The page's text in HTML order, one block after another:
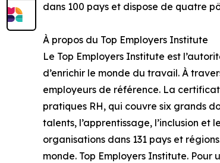
dans 100 pays et dispose de quatre
À propos du Top Employers Institute
Le Top Employers Institute est
d’enrichir le monde du travail. À
employeurs de référence. La
pratiques RH, qui couvre six grands
talents, l’apprentissage, l’inclusion et
organisations dans 131 pays et
monde. Top Employers Institute. Pour